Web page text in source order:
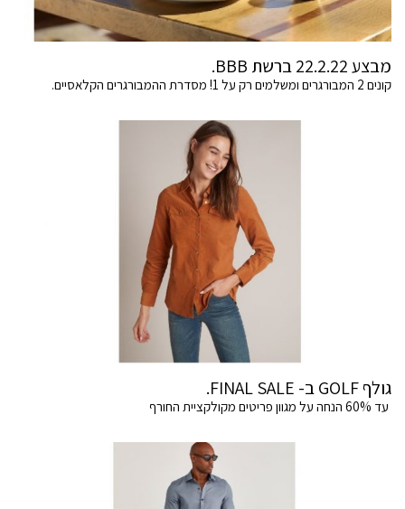
מבצע 22.2.22 ברשת BBB.
קונים 2 המבורגרים ומשלמים רק על 1! מסדרת ההמבורגרים הקלאסיים.
גולף GOLF ב- FINAL SALE.
עד 60% הנחה על מגוון פריטים מקולקציית החורף